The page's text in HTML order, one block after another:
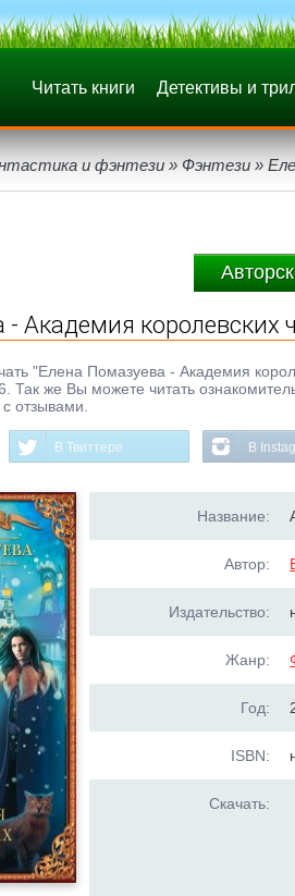
Читать книги Детективы и
и фэнтези » Фэнтези »
- Академия королевских
"Елена Помазуева - Академия
Так же Вы можете читать
отзывами.
В Твиттере В
Название:
Автор:
Издательство:
Жанр:
Год:
ISBN:
Скачать: